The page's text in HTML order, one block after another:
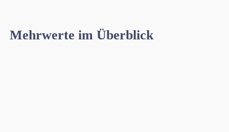
Mehrwerte im Überblick